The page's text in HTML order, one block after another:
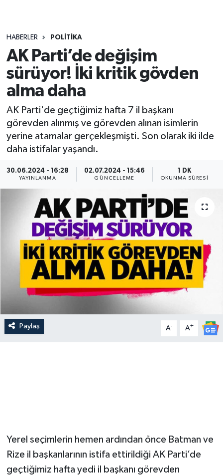
HABERLER POLITIKA
AK Parti’de değişim
sürüyor! İki kritik gövden
alma daha
AK Parti'de geçtiğimiz hafta 7 il başkanı
görevden alınmış ve görevden alınan isimlerin
yerine atamalar gerçekleşmişti. Son olarak iki ilde
daha istifalar yaşandı.
30.06.2024 - 16:28
YAYINLANMA
02.07.2024 - 15:46
GÜNCELLEME
1 DK
OKUNMA SÜRESI
Paylaş A- A+
Yerel seçimlerin hemen ardından önce Batman ve
Rize il başkanlarının istifa ettirildiği AK Parti’de
geçtiğimiz hafta yedi il başkanı görevden